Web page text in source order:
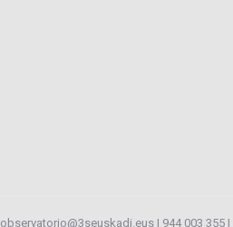
observatorio@3seuskadi.eus | 944 003 355 |